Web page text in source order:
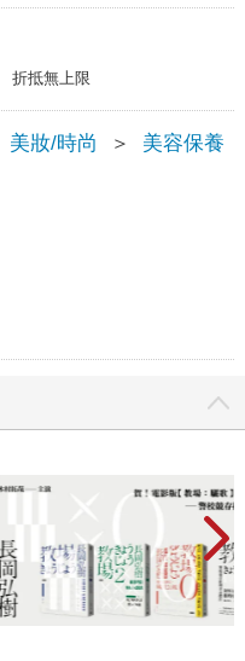
折抵無上限
美妝/時尚 ＞ 美容保養